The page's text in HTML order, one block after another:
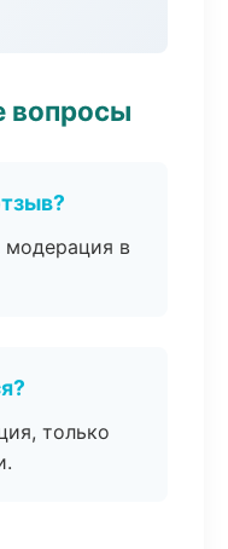
вопросы
модерация в
только